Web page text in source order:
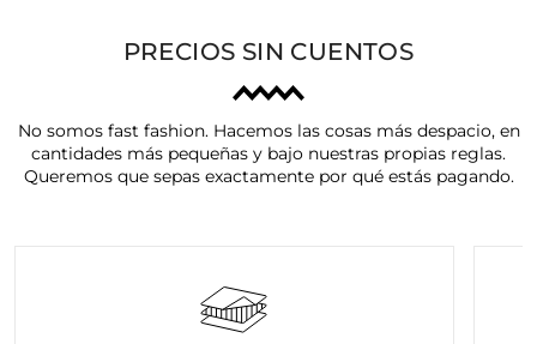
PRECIOS SIN CUENTOS
No somos fast fashion. Hacemos las cosas más despacio, en
cantidades más pequeñas y bajo nuestras propias reglas.
Queremos que sepas exactamente por qué estás pagando.